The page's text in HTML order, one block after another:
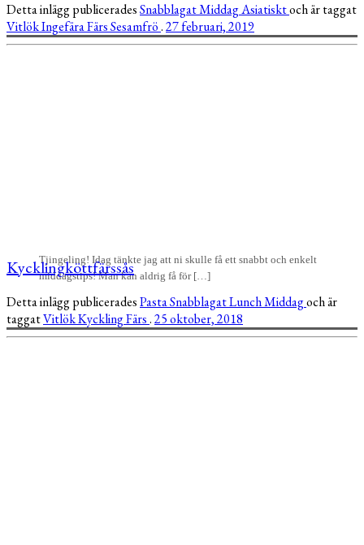
Detta inlägg publiceradesSnabblagatMiddagAsiatisktoch är taggat
VitlökIngefäraFärsSesamfrö.27 februari, 2019
Tjingeling! Idag tänkte jag att ni skulle få ett snabbt och enkelt
middagstips! Man kan aldrig få för […]
Kycklingköttfärssås
Detta inlägg publiceradesPastaSnabblagatLunchMiddagoch är
taggatVitlökKycklingFärs.25 oktober, 2018